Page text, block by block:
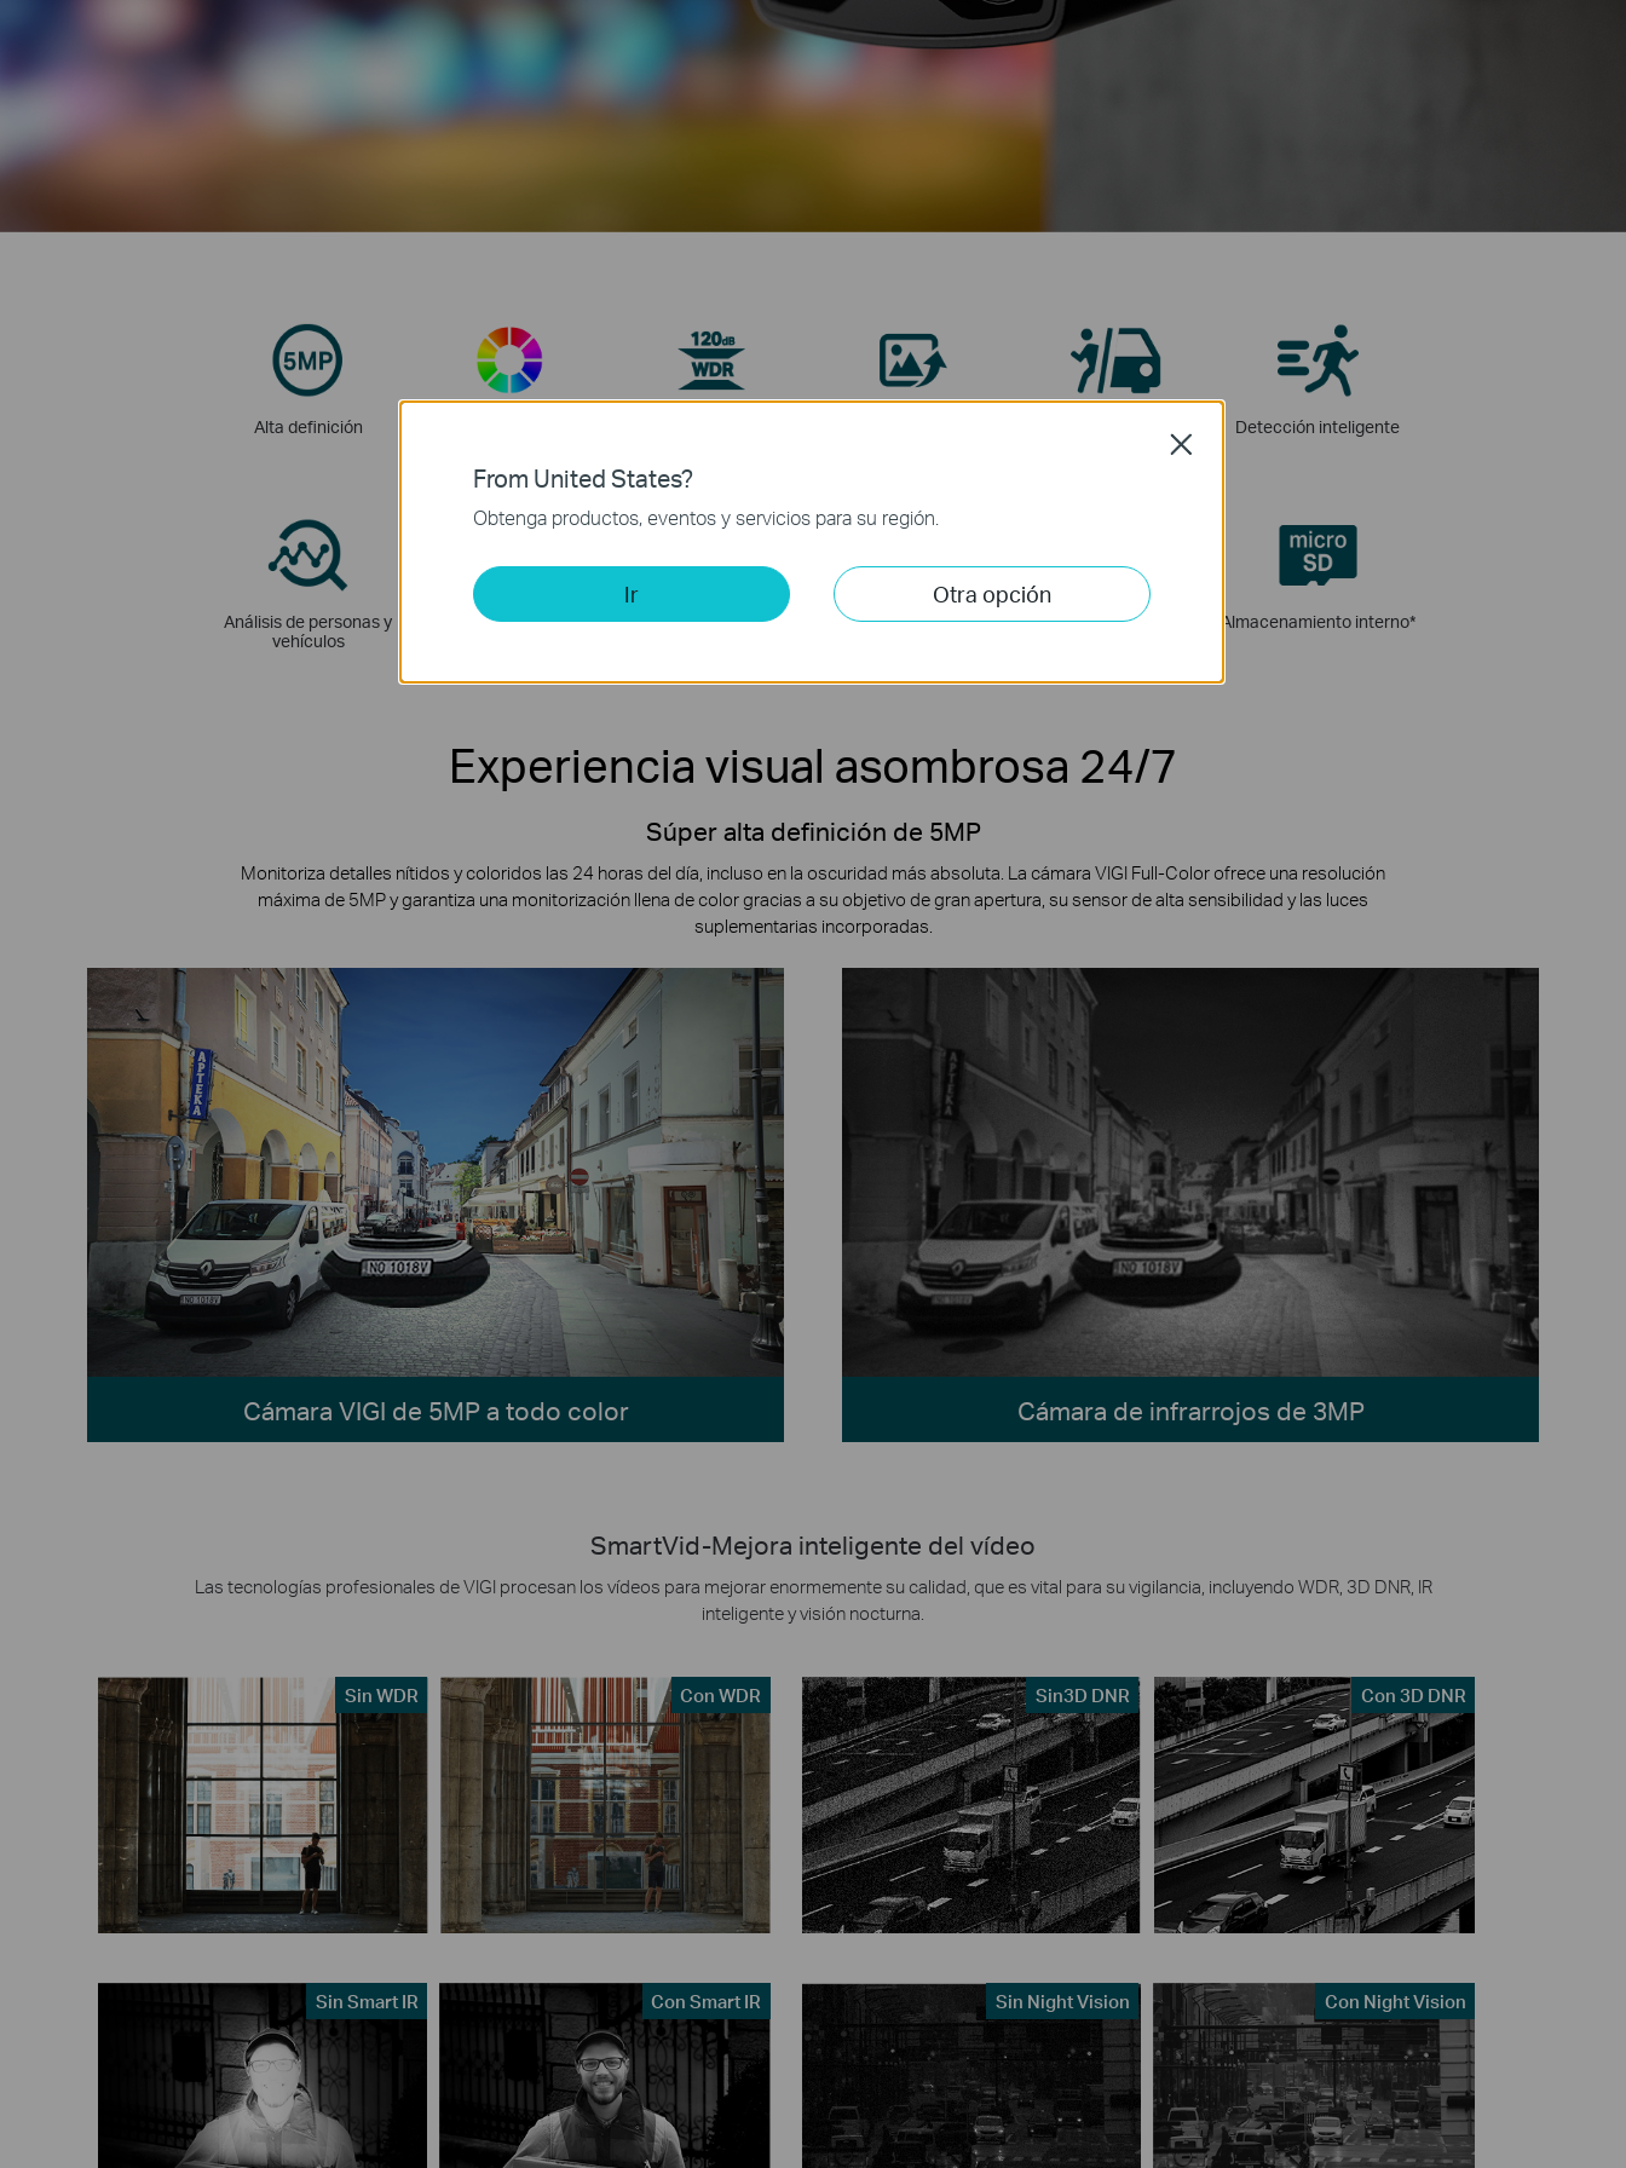
Alta definición Detección inteligente
Análisis de personas y
vehículos
Active Defense Audio bidireccional
Codificación de vídeo
IP67 Almacenamiento interno*
Experiencia visual asombrosa 24/7
Súper alta definición de 5MP
Monitoriza detalles nítidos y coloridos las 24 horas del día, incluso en la oscuridad más absoluta. La cámara VIGI Full-Color ofrece una resolución
máxima de 5MP y garantiza una monitorización llena de color gracias a su objetivo de gran apertura, su sensor de alta sensibilidad y las luces
suplementarias incorporadas.
Cámara VIGI de 5MP a todo color Cámara de infrarrojos de 3MP
SmartVid-Mejora inteligente del vídeo
Las tecnologías profesionales de VIGI procesan los vídeos para mejorar enormemente su calidad, que es vital para su vigilancia, incluyendo WDR, 3D DNR, IR
inteligente y visión nocturna.
Sin WDR Con WDR Sin3D DNR Con 3D DNR
Sin Smart IR Con Smart IR Sin Night Vision Con Night Vision
From United States?
Obtenga productos, eventos y servicios para su región.
Ir Otra opción
Close